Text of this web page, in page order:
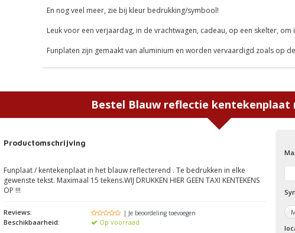
En nog veel meer, zie bij kleur bedrukking/symbool!
Leuk voor een verjaardag, in de vrachtwagen, cadeau, op een skelter,
Funplaten zijn gemaakt van aluminium en worden vervaardigd zoals op
Bestel Blauw reflectie kentekenplaat
Productomschrijving
Funplaat / kentekenplaat in het blauw reflecterend . Te bedrukken in elke
gewenste tekst. Maximaal 15 tekens.WIJ DRUKKEN HIER GEEN TAXI KENTEKENS
OP !!!
Reviews: | Je beoordeling toevoegen
Beschikbaarheid: Op voorraad